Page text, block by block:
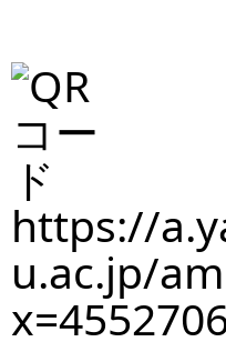
https://
u.ac.jp/